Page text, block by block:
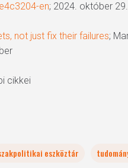
en; 2024. október 29.
not just fix their failures;
cikkei
eszköztár